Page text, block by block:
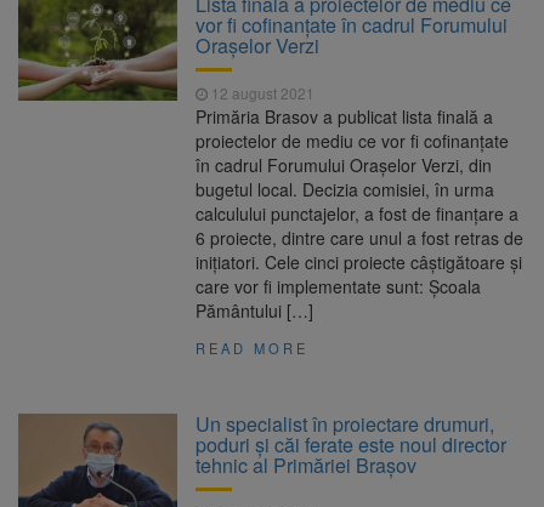
Ormeniș
6 august 2026
AUR a lansat platforma
suspeND.ro pentru urmărirea inițiativei de
suspendare a președintelui Nicușor Dan
6 august 2026
Înalta Curte analizează
dosarul lui Călin Georgescu și Horațiu Potra.
Judecătorii decid dacă începe procesul
Strategia națională pentru
biodiversitate 2026-2030, adoptată de Senat.
Proiectul merge la promulgare
vor fi cofinanțate în cadrul Forumului
Orașelor Verzi
12 august 2021
Primăria Brasov a publicat lista finală a
proiectelor de mediu ce vor fi cofinanțate
în cadrul Forumului Orașelor Verzi, din
bugetul local. Decizia comisiei, în urma
calculului punctajelor, a fost de finanțare a
6 proiecte, dintre care unul a fost retras de
inițiatori. Cele cinci proiecte câștigătoare și
care vor fi implementate sunt: Școala
Pământului […]
READ MORE
Un specialist în proiectare drumuri,
poduri și căi ferate este noul director
tehnic al Primăriei Brașov